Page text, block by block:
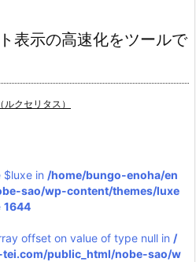
表示の高速化をツールで
クセリタス）
$luxe in /home/bungo-enoha/en
sao/wp-content/themes/luxe
1644
offset on value of type null in /
public_html/nobe-sao/w